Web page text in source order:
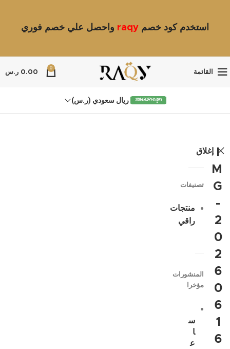
استخدم كود خصم raqy واحصل علي خصم فوري
القائمة
0
0.00 ر.س
ريال سعودي (ر.س)
I
M
G
-
2
0
2
6
0
6
1
6
إغلاق
تصنيفات
منتجات
راقي
المنشورات
مؤخرا
س
ا
ع